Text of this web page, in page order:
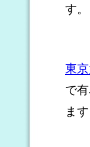
す。
東
で
ます